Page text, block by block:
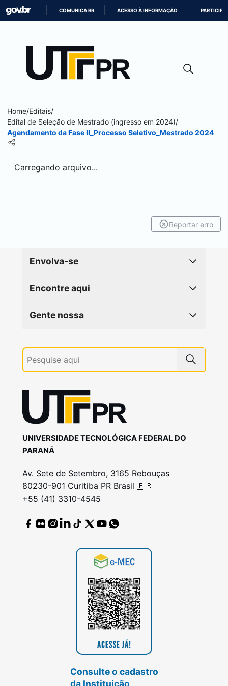
CONTEÚDO
COMUNICA BR ACESSO À INFORMAÇÃO PARTICIPE
Home/Editais/
Edital de Seleção de Mestrado (ingresso em 2024)/
Agendamento da Fase II_Processo Seletivo_Mestrado 2024
Carregando arquivo...
Reportar erro
Envolva-se
Encontre aqui
Gente nossa
UNIVERSIDADE TECNOLÓGICA FEDERAL DO
PARANÁ
Av. Sete de Setembro, 3165 Rebouças
80230-901 Curitiba PR Brasil 🇧🇷
+55 (41) 3310-4545
Consulte o cadastro
da Instituição